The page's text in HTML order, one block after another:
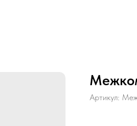
Артикул: